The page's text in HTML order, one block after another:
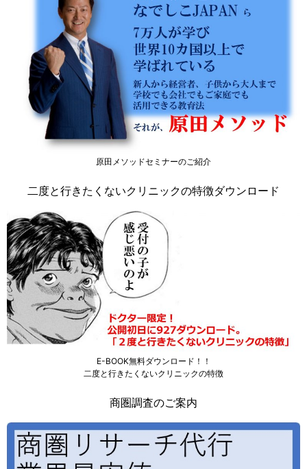
原田メソッドセミナーのご紹介
二度と行きたくないクリニックの特徴ダウンロード
E-BOOK無料ダウンロード！！
二度と行きたくないクリニックの特徴
商圏調査のご案内